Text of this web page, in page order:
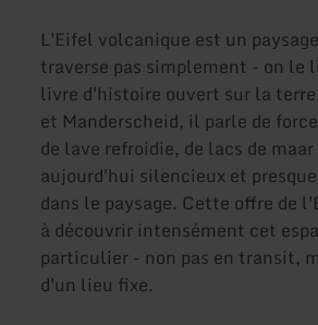
L'Eifel volcanique est un
traverse pas simplement - on le
livre d'histoire ouvert sur la
et Manderscheid, il parle de
de lave refroidie, de lacs de
aujourd'hui silencieux et
dans le paysage. Cette offre de
à découvrir intensément cet
particulier - non pas en transit,
d'un lieu fixe.